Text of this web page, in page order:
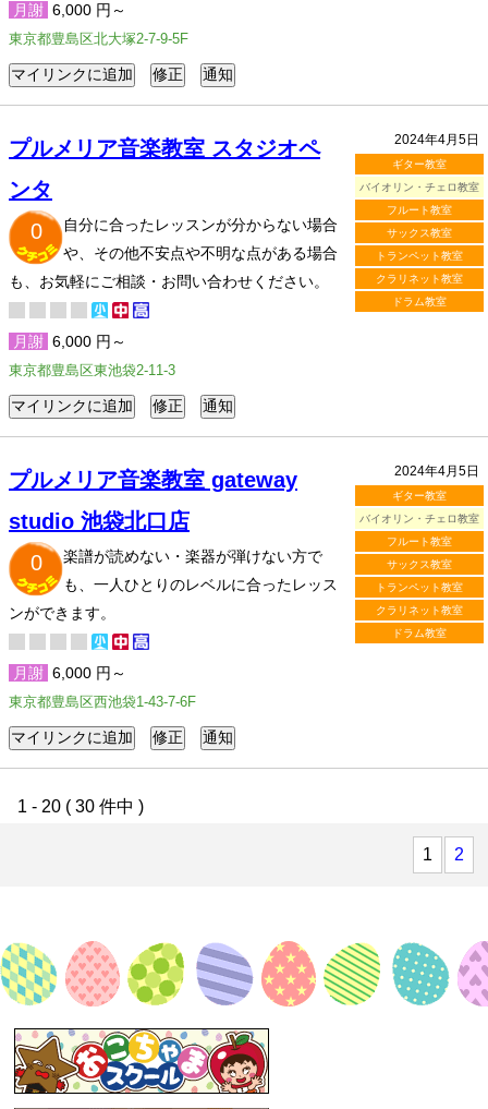
月謝 6,000 円～
東京都豊島区北大塚2-7-9-5F
2024年4月5日
ギター教室
バイオリン・チェロ教室
フルート教室
サックス教室
トランペット教室
クラリネット教室
ドラム教室
プルメリア音楽教室 スタジオペ
ンタ
0
自分に合ったレッスンが分からない場合
や、その他不安点や不明な点がある場合
も、お気軽にご相談・お問い合わせください。
月謝 6,000 円～
東京都豊島区東池袋2-11-3
2024年4月5日
ギター教室
バイオリン・チェロ教室
フルート教室
サックス教室
トランペット教室
クラリネット教室
ドラム教室
プルメリア音楽教室 gateway
studio 池袋北口店
0
楽譜が読めない・楽器が弾けない方で
も、一人ひとりのレベルに合ったレッス
ンができます。
月謝 6,000 円～
東京都豊島区西池袋1-43-7-6F
1 - 20 ( 30 件中 )
1 2